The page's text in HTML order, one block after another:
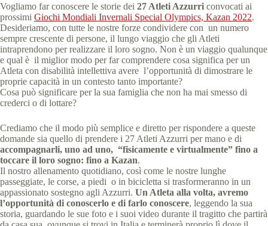
Vogliamo far conoscere le storie dei 27 Atleti Azzurri convocati ai
prossimi Giochi Mondiali Invernali Special Olympics, Kazan 2022.
Desideriamo, con tutte le nostre forze condividere con un numero
sempre crescente di persone, il lungo viaggio che gli Atleti
intraprendono per realizzare il loro sogno. Non è un viaggio qualunque
e qual è il miglior modo per far comprendere cosa significa per un
Atleta con disabilità intellettiva avere l’opportunità di dimostrare le
proprie capacità in un contesto tanto importante?
Cosa può significare per la sua famiglia che non ha mai smesso di
crederci o di lottare?
Crediamo che il modo più semplice e diretto per rispondere a queste
domande sia quello di prendere i 27 Atleti Azzurri per mano e di
accompagnarli, uno ad uno, “fisicamente e virtualmente” fino a
toccare il loro sogno: fino a Kazan.
Il nostro allenamento quotidiano, così come le nostre lunghe
passeggiate, le corse, a piedi o in bicicletta si trasformeranno in un
appassionato sostegno agli Azzurri. Un Atleta alla volta, avremo
l’opportunità di conoscerlo e di farlo conoscere, leggendo la sua
storia, guardando le sue foto e i suoi video durante il tragitto che partirà